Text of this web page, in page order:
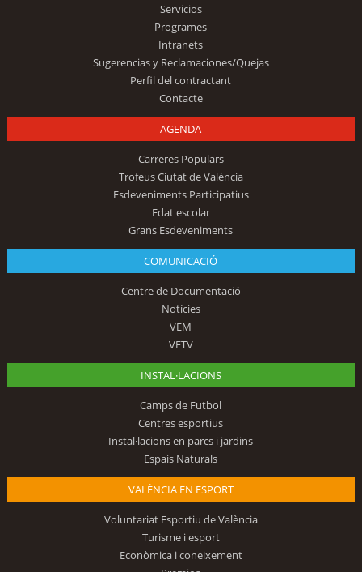
Servicios
Programes
Intranets
Sugerencias y Reclamaciones/Quejas
Perfil del contractant
Contacte
AGENDA
Carreres Populars
Trofeus Ciutat de València
Esdeveniments Participatius
Edat escolar
Grans Esdeveniments
COMUNICACIÓ
Centre de Documentació
Notícies
VEM
VETV
INSTAL·LACIONS
Camps de Futbol
Centres esportius
Instal·lacions en parcs i jardins
Espais Naturals
VALÈNCIA EN ESPORT
Voluntariat Esportiu de València
Turisme i esport
Econòmica i coneixement